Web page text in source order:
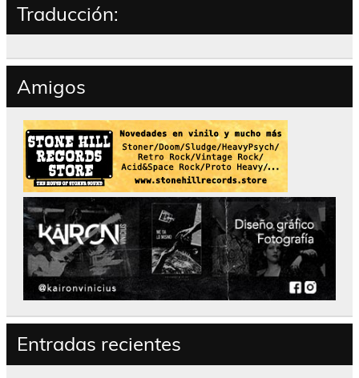
Traducción:
Amigos
Entradas recientes